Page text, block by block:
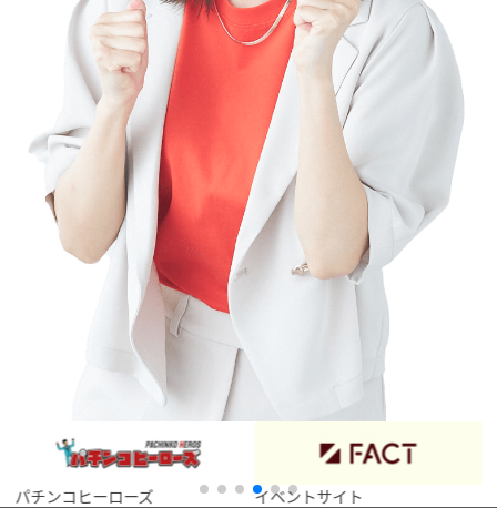
パチンコヒーローズ イベントサイト